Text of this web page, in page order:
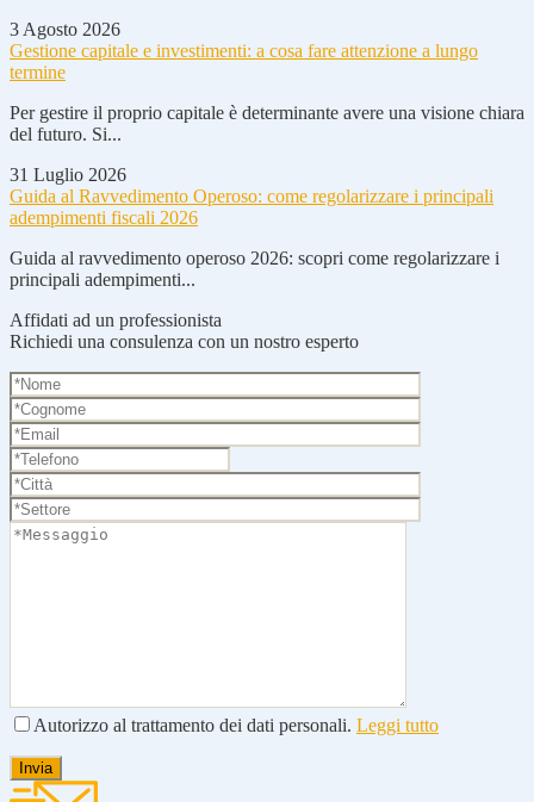
3 Agosto 2026
Gestione capitale e investimenti: a cosa fare attenzione a lungo
termine
Per gestire il proprio capitale è determinante avere una visione chiara
del futuro. Si...
31 Luglio 2026
Guida al Ravvedimento Operoso: come regolarizzare i principali
adempimenti fiscali 2026
Guida al ravvedimento operoso 2026: scopri come regolarizzare i
principali adempimenti...
Affidati ad un professionista
Richiedi una consulenza con un nostro esperto
Autorizzo al trattamento dei dati personali. Leggi tutto